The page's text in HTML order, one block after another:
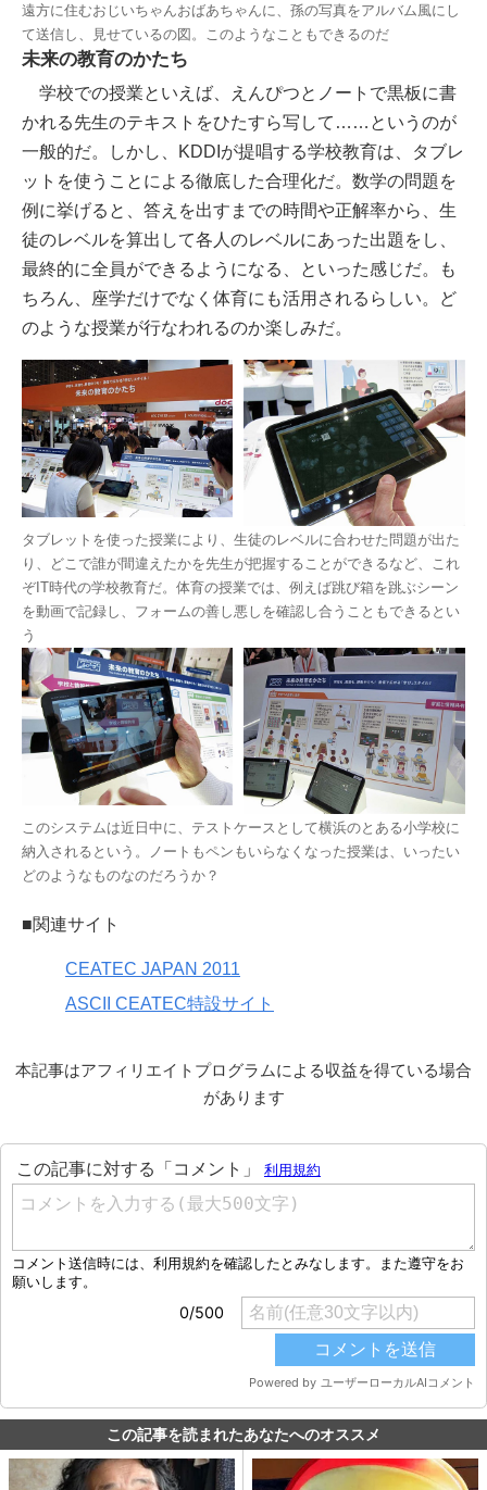
遠方に住むおじいちゃんおばあちゃんに、孫の写真をアルバム風にし
て送信し、見せているの図。このようなこともできるのだ
未来の教育のかたち
学校での授業といえば、えんぴつとノートで黒板に書
かれる先生のテキストをひたすら写して……というのが
一般的だ。しかし、KDDIが提唱する学校教育は、タブレ
ットを使うことによる徹底した合理化だ。数学の問題を
例に挙げると、答えを出すまでの時間や正解率から、生
徒のレベルを算出して各人のレベルにあった出題をし、
最終的に全員ができるようになる、といった感じだ。も
ちろん、座学だけでなく体育にも活用されるらしい。ど
のような授業が行なわれるのか楽しみだ。
タブレットを使った授業により、生徒のレベルに合わせた問題が出た
り、どこで誰が間違えたかを先生が把握することができるなど、これ
ぞIT時代の学校教育だ。体育の授業では、例えば跳び箱を跳ぶシーン
を動画で記録し、フォームの善し悪しを確認し合うこともできるとい
う
このシステムは近日中に、テストケースとして横浜のとある小学校に
納入されるという。ノートもペンもいらなくなった授業は、いったい
どのようなものなのだろうか？
■関連サイト
CEATEC JAPAN 2011
ASCII CEATEC特設サイト
本記事はアフィリエイトプログラムによる収益を得ている場合
があります
この記事を読まれたあなたへのオススメ